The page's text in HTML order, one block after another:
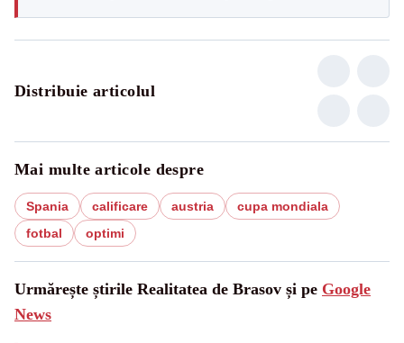
Distribuie articolul
Mai multe articole despre
Spania calificare austria
cupa mondiala
fotbal
optimi
Urmărește știrile Realitatea de Brasov și pe Google
News